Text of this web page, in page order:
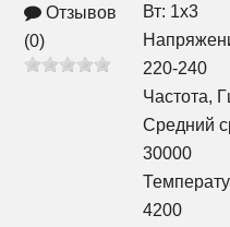
Отзывов
(0)
Вт: 1x3
220-240
Частота,
Средний
30000
4200